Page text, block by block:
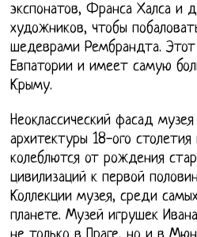
экспонатов, Франса Халса и
художников, чтобы
шедеврами Рембрандта.
Евпатории и имеет самую
Крыму.
Неоклассический фасад
архитектуры 18-ого
колеблются от рождения
цивилизаций к первой
Коллекции музея, среди
планете. Музей игрушек